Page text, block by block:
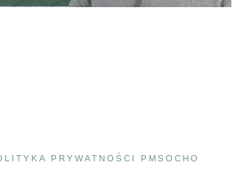
PRYWATNOŚCI PMSOCHO